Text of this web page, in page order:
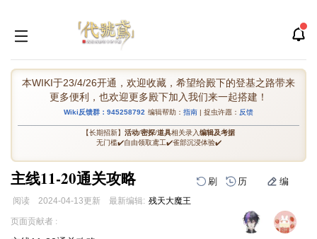
本WIKI于23/4/26开通，欢迎收藏，希望给殿下的登基之路带来
更多便利，也欢迎更多殿下加入我们来一起搭建！
Wiki反馈群：945258792 编辑帮助： 指南 | 捉虫许愿： 反馈
【长期招新】 活动/密探/道具相关录入编辑及考据
无门槛✔️自由领取鸢工✔️雀部沉浸体验✔️
主线11-20通关攻略 刷 历 编
阅读 2024-04-13更新 最新编辑: 残天大魔王
跳
跳
页面贡献者 :